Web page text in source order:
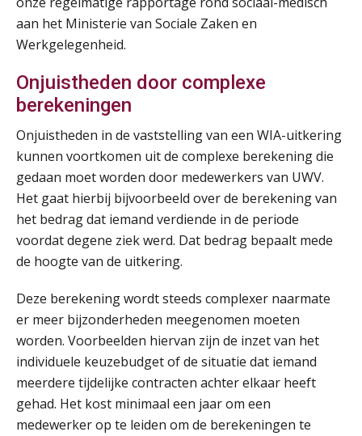
aan het Ministerie van Sociale Zaken en
Werkgelegenheid.
Onjuistheden door complexe
berekeningen
Onjuistheden in de vaststelling van een WIA-uitkering
kunnen voortkomen uit de complexe berekening die
gedaan moet worden door medewerkers van UWV.
Het gaat hierbij bijvoorbeeld over de berekening van
het bedrag dat iemand verdiende in de periode
voordat degene ziek werd. Dat bedrag bepaalt mede
de hoogte van de uitkering.
Deze berekening wordt steeds complexer naarmate
er meer bijzonderheden meegenomen moeten
worden. Voorbeelden hiervan zijn de inzet van het
individuele keuzebudget of de situatie dat iemand
meerdere tijdelijke contracten achter elkaar heeft
gehad. Het kost minimaal een jaar om een
medewerker op te leiden om de berekeningen te
AUG Markus Verbeek Praehep
01
MOCuitgevers
03
SEP
MOCuitgevers
07
SEP
Online cursus Bedingen in de arbeidsovereenkomst
MOCuitgevers
08
SEP
Online Excel training voor de salarisadministrateur (verdieping)
MOCuitgevers
SEP
Tweedaagse online Excel training voor de salarisadministrateur (verdieping, specialisatie en AI)
MOCuitgevers
09
SEP
Cursus Samenwerken financiële- en salarisadministratie
MOCuitgevers